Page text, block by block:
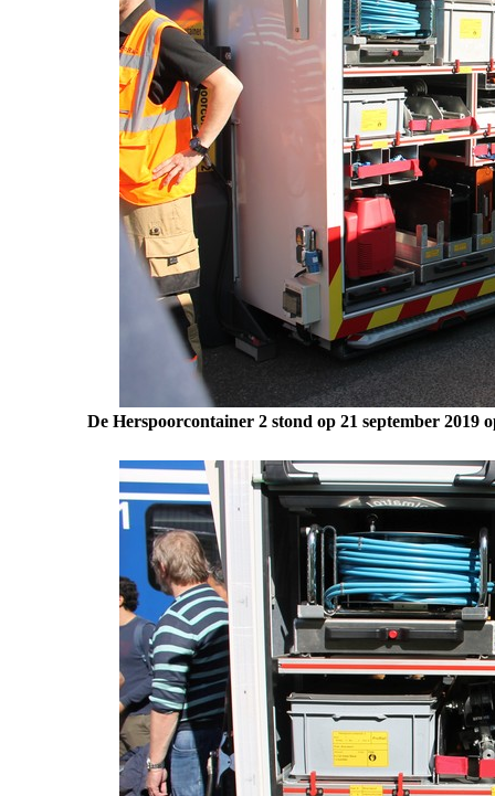
De Herspoorcontainer 2 stond op 21 september